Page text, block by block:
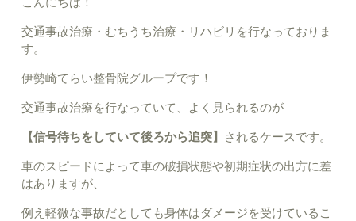
交通事故治療・むちうち治療・リハビリを行なっておりま
す。
伊勢崎てらい整骨院グループです！
交通事故治療を行なっていて、よく見られるのが
【信号待ちをしていて後ろから追突】 されるケースです。
車のスピードによって車の破損状態や初期症状の出方に差
はありますが、
例え軽微な事故だとしても身体はダメージを受けているこ